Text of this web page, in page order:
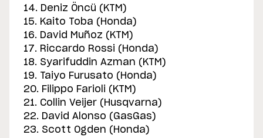
14. Deniz Öncü (KTM)
15. Kaito Toba (Honda)
16. David Muñoz (KTM)
17. Riccardo Rossi (Honda)
18. Syarifuddin Azman (KTM)
19. Taiyo Furusato (Honda)
20. Filippo Farioli (KTM)
21. Collin Veijer (Husqvarna)
22. David Alonso (GasGas)
23. Scott Ogden (Honda)